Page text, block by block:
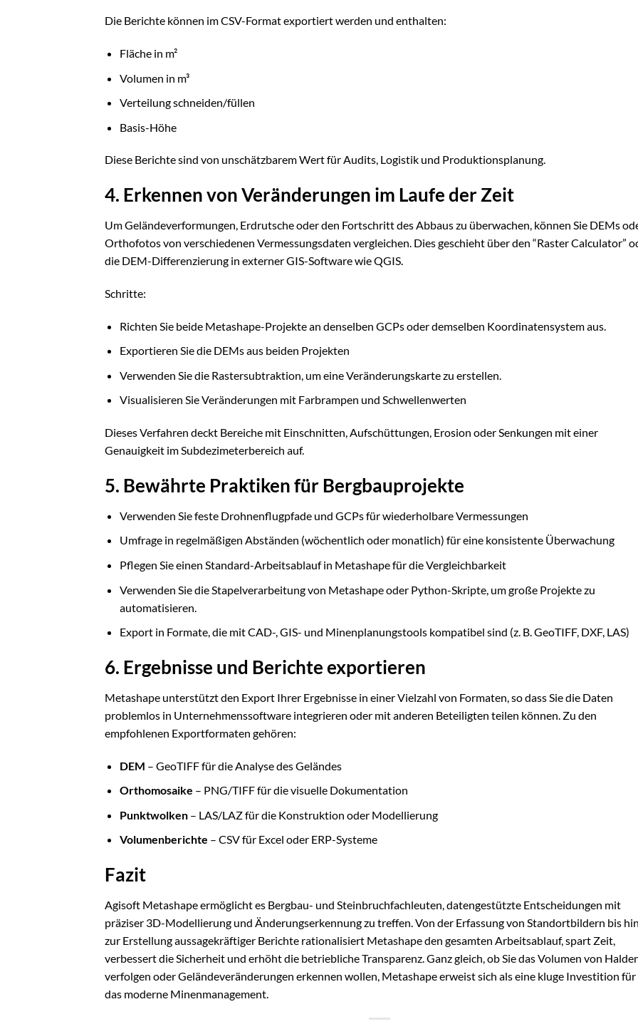
Die Berichte können im CSV-Format exportiert werden und enthalten:
Fläche in m²
Volumen in m³
Verteilung schneiden/füllen
Basis-Höhe
Diese Berichte sind von unschätzbarem Wert für Audits, Logistik und Produktionsplanung.
4. Erkennen von Veränderungen im Laufe der Zeit
Um Geländeverformungen, Erdrutsche oder den Fortschritt des Abbaus zu überwachen, können Sie DEMs
Orthofotos von verschiedenen Vermessungsdaten vergleichen. Dies geschieht über den “Raster Calculator”
die DEM-Differenzierung in externer GIS-Software wie QGIS.
Schritte:
Richten Sie beide Metashape-Projekte an denselben GCPs oder demselben Koordinatensystem aus.
Exportieren Sie die DEMs aus beiden Projekten
Verwenden Sie die Rastersubtraktion, um eine Veränderungskarte zu erstellen.
Visualisieren Sie Veränderungen mit Farbrampen und Schwellenwerten
Dieses Verfahren deckt Bereiche mit Einschnitten, Aufschüttungen, Erosion oder Senkungen mit einer
Genauigkeit im Subdezimeterbereich auf.
5. Bewährte Praktiken für Bergbauprojekte
Verwenden Sie feste Drohnenflugpfade und GCPs für wiederholbare Vermessungen
Umfrage in regelmäßigen Abständen (wöchentlich oder monatlich) für eine konsistente Überwachung
Pflegen Sie einen Standard-Arbeitsablauf in Metashape für die Vergleichbarkeit
Verwenden Sie die Stapelverarbeitung von Metashape oder Python-Skripte, um große Projekte zu
automatisieren.
Export in Formate, die mit CAD-, GIS- und Minenplanungstools kompatibel sind (z. B. GeoTIFF, DXF, LAS)
6. Ergebnisse und Berichte exportieren
Metashape unterstützt den Export Ihrer Ergebnisse in einer Vielzahl von Formaten, so dass Sie die Daten
problemlos in Unternehmenssoftware integrieren oder mit anderen Beteiligten teilen können. Zu den
empfohlenen Exportformaten gehören:
DEM – GeoTIFF für die Analyse des Geländes
Orthomosaike – PNG/TIFF für die visuelle Dokumentation
Punktwolken– LAS/LAZ für die Konstruktion oder Modellierung
Volumenberichte – CSV für Excel oder ERP-Systeme
Fazit
Agisoft Metashape ermöglicht es Bergbau- und Steinbruchfachleuten, datengestützte Entscheidungen mit
präziser 3D-Modellierung und Änderungserkennung zu treffen. Von der Erfassung von Standortbildern bis hin
zur Erstellung aussagekräftiger Berichte rationalisiert Metashape den gesamten Arbeitsablauf, spart Zeit,
verbessert die Sicherheit und erhöht die betriebliche Transparenz. Ganz gleich, ob Sie das Volumen von
verfolgen oder Geländeveränderungen erkennen wollen, Metashape erweist sich als eine kluge Investition für
das moderne Minenmanagement.